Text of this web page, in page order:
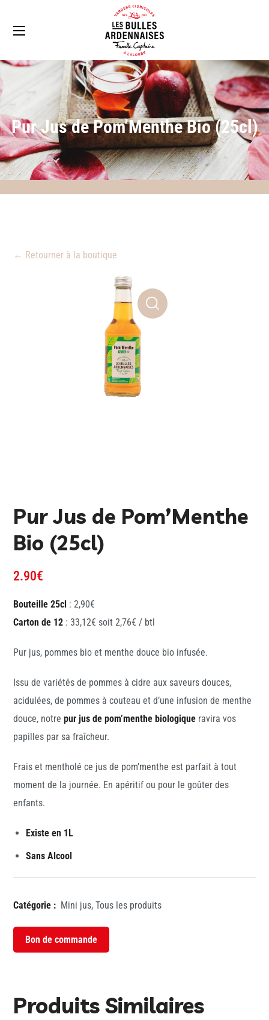
Pur Jus de Pom’Menthe Bio (25cl)
← Retourner à la boutique
Pur Jus de Pom’Menthe
Bio (25cl)
2.90€
Bouteille 25cl : 2,90€
Carton de 12 : 33,12€ soit 2,76€ / btl
Pur jus, pommes bio et menthe douce bio infusée.
Issu de variétés de pommes à cidre aux saveurs douces,
acidulées, de pommes à couteau et d’une infusion de menthe
douce, notrepur jus de pom’menthe biologique ravira vos
papilles par sa fraîcheur.
Frais et mentholé ce jus de pom’menthe est parfait à tout
moment de la journée. En apéritif ou pour le goûter des
enfants.
Existe en 1L
Sans Alcool
Catégorie : Mini jus,Tous les produits
Bon de commande
Produits Similaires